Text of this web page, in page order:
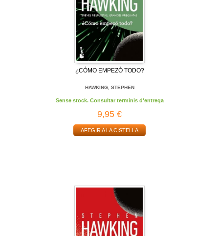
¿CÓMO EMPEZÓ TODO?
HAWKING, STEPHEN
Sense stock. Consultar terminis d'entrega
9,95 €
AFEGIR A LA CISTELLA